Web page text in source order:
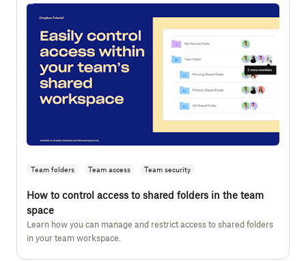
Team folders Team access Team security
How to control access to shared folders in the team
space
Learn how you can manage and restrict access to shared folders
in your team workspace.